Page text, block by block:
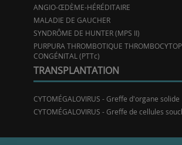
ANGIO-ŒDÈME-HÉRÉDITAIRE
MALADIE DE GAUCHER
SYNDRÔME DE HUNTER (MPS II)
PURPURA THROMBOTIQUE
CONGÉNITAL (PTTc)
TRANSPLANTATION
CYTOMÉGALOVIRUS - Greffe d'organe solide
CYTOMÉGALOVIRUS - Greffe de cellules